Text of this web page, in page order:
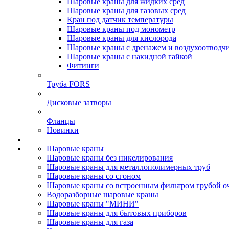
Шаровые краны для газовых сред
Кран под датчик температуры
Шаровые краны под монометр
Шаровые краны для кислорода
Шаровые краны с дренажем и
Шаровые краны с накидной гайкой
Фитинги
Труба FORS
Дисковые затворы
Фланцы
Новинки
Шаровые краны
Шаровые краны без никелирования
Шаровые краны для металлополимерных труб
Шаровые краны со сгоном
Шаровые краны со встроенным фильтром грубой
Водоразборные шаровые краны
Шаровые краны "МИНИ"
Шаровые краны для бытовых приборов
Шаровые краны для газа